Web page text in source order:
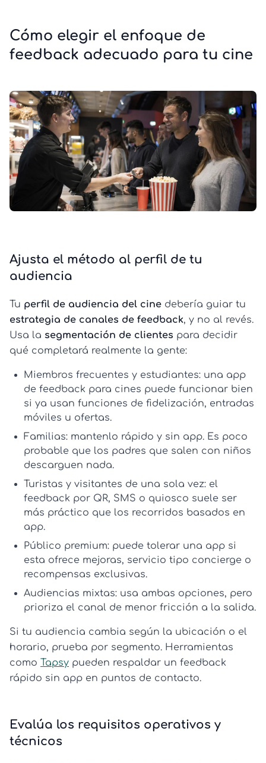
Cómo elegir el enfoque de
feedback adecuado para tu cine
Ajusta el método al perfil de tu
audiencia
Tu perfil de audiencia del cine debería guiar tu
estrategia de canales de feedback, y no al revés.
Usa la segmentación de clientes para decidir
qué completará realmente la gente:
Miembros frecuentes y estudiantes: una app
de feedback para cines puede funcionar bien
si ya usan funciones de fidelización, entradas
móviles u ofertas.
Familias: mantenlo rápido y sin app. Es poco
probable que los padres que salen con niños
descarguen nada.
Turistas y visitantes de una sola vez: el
feedback por QR, SMS o quiosco suele ser
más práctico que los recorridos basados en
app.
Público premium: puede tolerar una app si
esta ofrece mejoras, servicio tipo concierge o
recompensas exclusivas.
Audiencias mixtas: usa ambas opciones, pero
prioriza el canal de menor fricción a la salida.
Si tu audiencia cambia según la ubicación o el
horario, prueba por segmento. Herramientas
como Tapsy pueden respaldar un feedback
rápido sin app en puntos de contacto.
Evalúa los requisitos operativos y
técnicos